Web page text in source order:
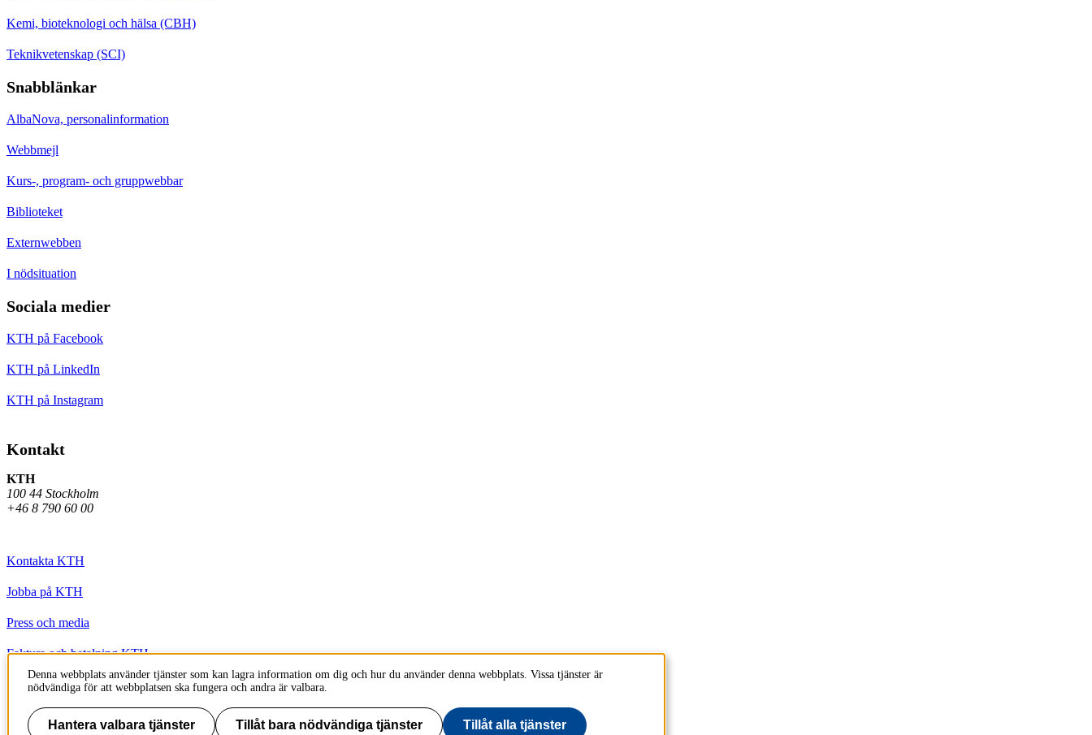
Kemi, bioteknologi och hälsa (CBH)
Teknikvetenskap (SCI)
Snabblänkar
AlbaNova, personalinformation
Webbmejl
Kurs-, program- och gruppwebbar
Biblioteket
Externwebben
I nödsituation
Sociala medier
KTH på Facebook
KTH på LinkedIn
KTH på Instagram
Kontakt
KTH
100 44 Stockholm
+46 8 790 60 00
Kontakta KTH
Jobba på KTH
Press och media
Faktura och betalning KTH
Om KTH:s webbplatser
Tillgänglighetsredogörelse
Denna webbplats använder tjänster som kan lagra information om dig och hur du använder denna webbplats. Vissa tjänster är
nödvändiga för att webbplatsen ska fungera och andra är valbara.
Hantera valbara tjänster Tillåt bara nödvändiga tjänster Tillåt alla tjänster